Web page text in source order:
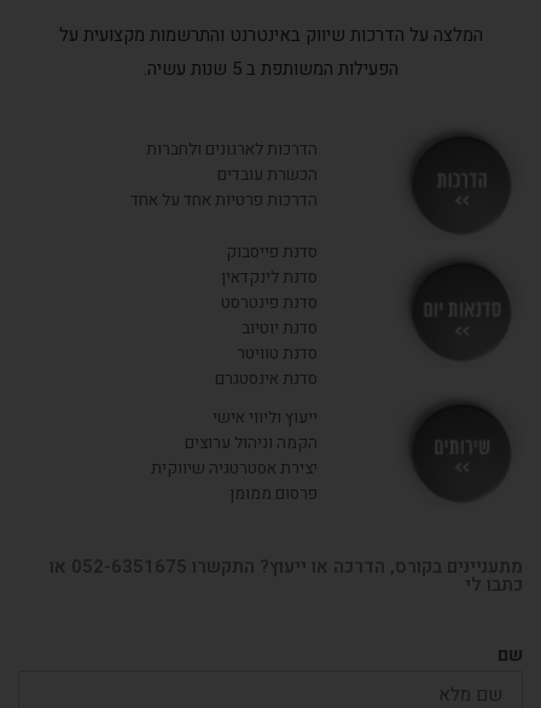
המלצה על הדרכות שיווק באינטרנט והתרשמות מקצועית על
הפעילות המשותפת ב 5 שנות עשיה.
הדרכות לארגונים ולחברות
הכשרת עובדים
הדרכות פרטיות אחד על אחד
סדנת פייסבוק
סדנת לינקדאין
סדנת פינטרסט
סדנת יוטיוב
סדנת טוויטר
סדנת אינסטגרם
ייעוץ וליווי אישי
הקמה וניהול ערוצים
יצירת אסטרטגיה שיווקית
פרסום ממומן
מתעניינים בקורס, הדרכה או ייעוץ? התקשרו 052-6351675 או
לי